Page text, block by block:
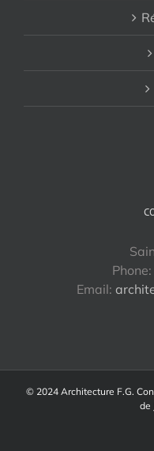
Phone:
Email:
© 2024 Architecture F.G.
de